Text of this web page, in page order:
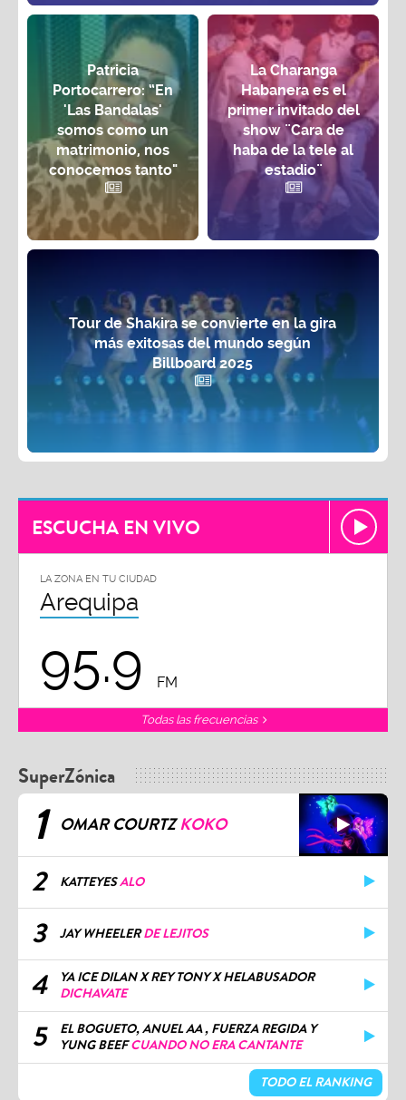
Patricia
Portocarrero: “En
'Las Bandalas'
somos como un
matrimonio, nos
conocemos tanto"
La Charanga
Habanera es el
primer invitado del
show ¨Cara de
haba de la tele al
estadio¨
Tour de Shakira se convierte en la gira
más exitosas del mundo según
Billboard 2025
ESCUCHA EN VIVO
LA ZONA EN TU CIUDAD
Arequipa
95.9 FM
Todas las frecuencias
SuperZónica
1 OMAR COURTZKOKO
2 KATTEYESALO
3 JAY WHEELERDE LEJITOS
4
YA ICE DILAN X REY TONY X HELABUSADOR
DICHAVATE
5
EL BOGUETO, ANUEL AA , FUERZA REGIDA Y
YUNG BEEFCUANDO NO ERA CANTANTE
TODO EL RANKING